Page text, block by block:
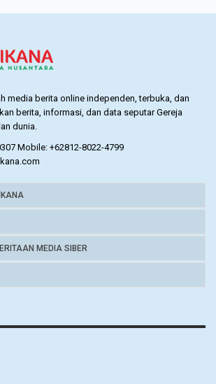
media berita online independen, terbuka, dan
berita, informasi, dan data seputar Gereja
dunia.
Mobile: +62812-8022-4799
MEDIA SIBER